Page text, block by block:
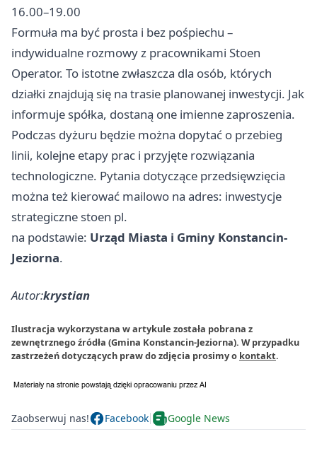
16.00–19.00
Formuła ma być prosta i bez pośpiechu –
indywidualne rozmowy z pracownikami Stoen
Operator. To istotne zwłaszcza dla osób, których
działki znajdują się na trasie planowanej inwestycji. Jak
informuje spółka, dostaną one imienne zaproszenia.
Podczas dyżuru będzie można dopytać o przebieg
linii, kolejne etapy prac i przyjęte rozwiązania
technologiczne. Pytania dotyczące przedsięwzięcia
można też kierować mailowo na adres: inwestycje
strategiczne stoen pl.
na podstawie: Urząd Miasta i Gminy Konstancin-
Jeziorna.
Autor:krystian
Ilustracja wykorzystana w artykule została pobrana z
zewnętrznego źródła (Gmina Konstancin-Jeziorna). W przypadku
zastrzeżeń dotyczących praw do zdjęcia prosimy o kontakt.
Zaobserwuj nas! Facebook Google News